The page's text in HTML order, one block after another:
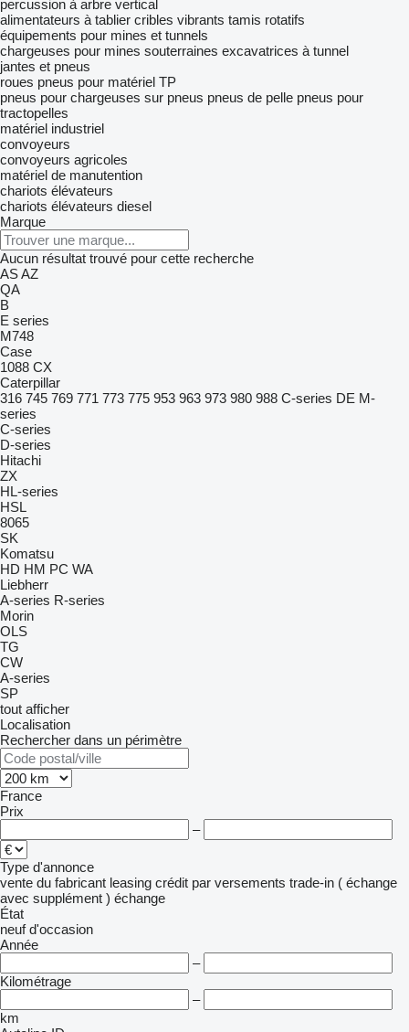
percussion à arbre vertical
alimentateurs à tablier cribles vibrants tamis rotatifs
équipements pour mines et tunnels
chargeuses pour mines souterraines excavatrices à tunnel
jantes et pneus
roues pneus pour matériel TP
pneus pour chargeuses sur pneus pneus de pelle pneus pour
tractopelles
matériel industriel
convoyeurs
convoyeurs agricoles
matériel de manutention
chariots élévateurs
chariots élévateurs diesel
Marque
Aucun résultat trouvé pour cette recherche
ASAZ
QA
B
E series
M748
Case
1088 CX
Caterpillar
316 745 769 771 773 775 953 963 973 980 988 C-series DE M-
series
C-series
D-series
Hitachi
ZX
HL-series
HSL
8065
SK
Komatsu
HD HM PC WA
Liebherr
A-series R-series
Morin
OLS
TG
CW
A-series
SP
tout afficher
Localisation
Rechercher dans un périmètre
France
Prix
–
Type d'annonce
vente du fabricant leasing crédit par versements trade-in ( échange
avec supplément ) échange
État
neuf d'occasion
Année
–
Kilométrage
–
km